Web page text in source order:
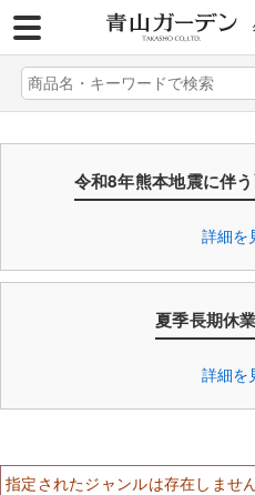
令和8年熊本地震に伴
詳細
夏季長期休
詳細
指定されたジャンルは存在しません